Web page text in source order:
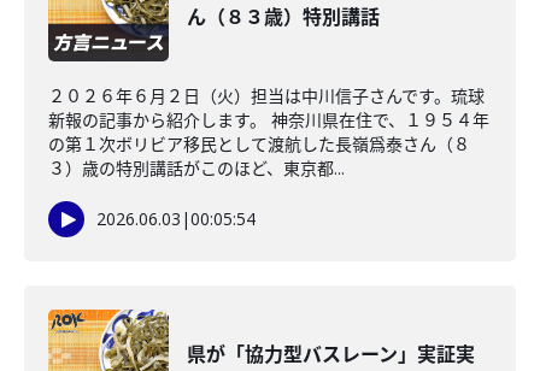
ん（８３歳）特別講話
２０２６年６月２日（火）担当は中川信子さんです。琉球
新報の記事から紹介します。 神奈川県在住で、１９５４年
の第１次ボリビア移民として渡航した長嶺爲泰さん（８
３）歳の特別講話がこのほど、東京都...
2026.06.03 |00:05:54
県が「協力型バスレーン」実証実